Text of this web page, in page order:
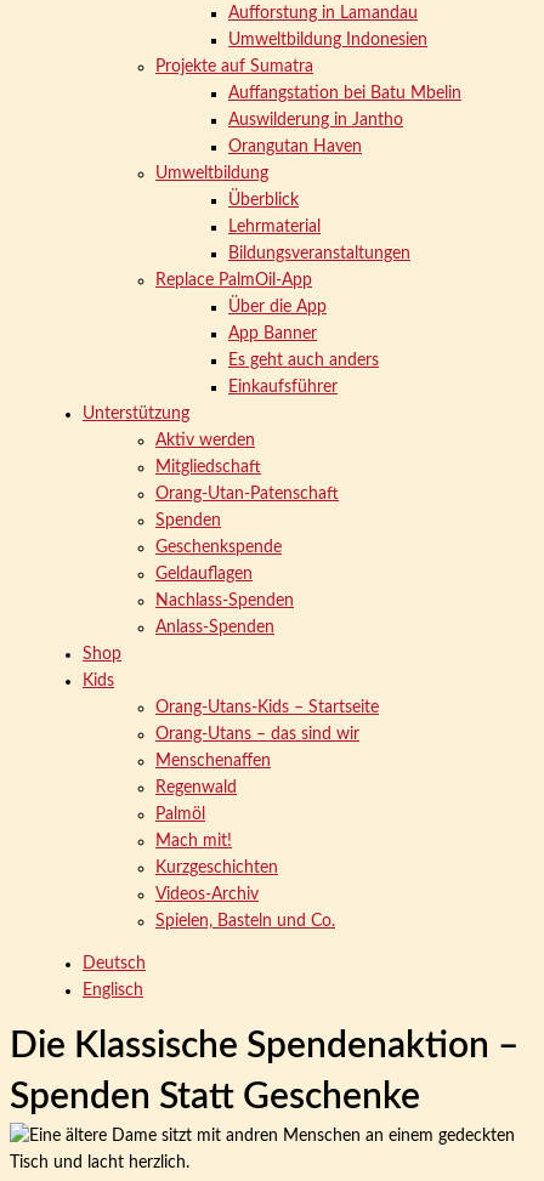
Aufforstung in Lamandau
Umweltbildung Indonesien
Projekte auf Sumatra
Auffangstation bei Batu Mbelin
Auswilderung in Jantho
Orangutan Haven
Umweltbildung
Überblick
Lehrmaterial
Bildungsveranstaltungen
Replace PalmOil-App
Über die App
App Banner
Es geht auch anders
Einkaufsführer
Unterstützung
Aktiv werden
Mitgliedschaft
Orang-Utan-Patenschaft
Spenden
Geschenkspende
Geldauflagen
Nachlass-Spenden
Anlass-Spenden
Shop
Kids
Orang-Utans-Kids – Startseite
Orang-Utans – das sind wir
Menschenaffen
Regenwald
Palmöl
Mach mit!
Kurzgeschichten
Videos-Archiv
Spielen, Basteln und Co.
Deutsch
Englisch
Die Klassische Spendenaktion –
Spenden Statt Geschenke